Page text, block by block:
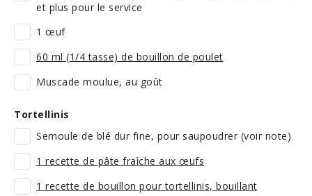
et plus pour le service
1 œuf
60 ml (1/4 tasse) de bouillon de poulet
Muscade moulue, au goût
Tortellinis
Semoule de blé dur fine, pour saupoudrer (voir note)
1 recette de pâte fraîche aux œufs
1 recette de bouillon pour tortellinis, bouillant